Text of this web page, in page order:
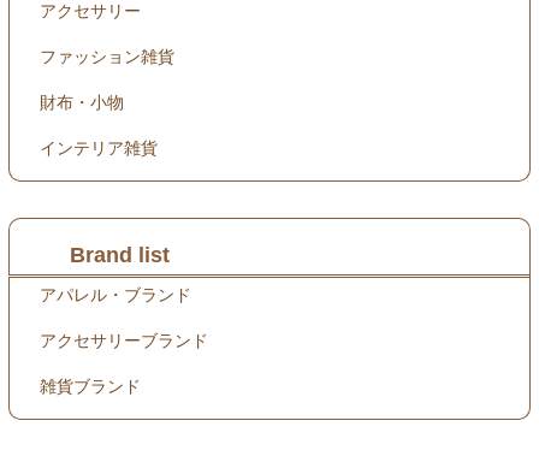
アクセサリー
ファッション雑貨
財布・小物
インテリア雑貨
Brand list
アパレル・ブランド
アクセサリーブランド
雑貨ブランド